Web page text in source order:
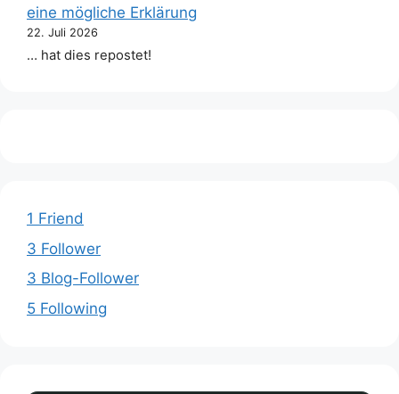
eine mögliche Erklärung
22. Juli 2026
… hat dies repostet!
1 Friend
3 Follower
3 Blog-Follower
5 Following